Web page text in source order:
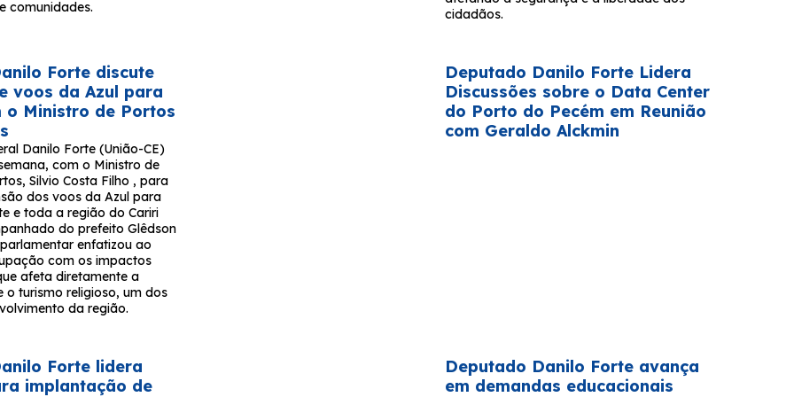
comunidades.
cidadãos.
Forte discute
voos da Azul para
o Ministro de Portos
Danilo Forte (União-CE)
com o Ministro de
Silvio Costa Filho , para
dos voos da Azul para
e toda a região do Cariri
do prefeito Glêdson
enfatizou ao
com os impactos
afeta diretamente a
o turismo religioso, um dos
da região.
Deputado Danilo Forte Lidera
Discussões sobre o Data Center
do Porto do Pecém em Reunião
com Geraldo Alckmin
Forte lidera
implantação de
Deputado Danilo Forte avança
em demandas educacionais